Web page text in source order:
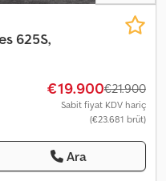
625S,
€19.900€21.900
Sabit fiyat KDV hariç
(€23.681 brüt)
Ara